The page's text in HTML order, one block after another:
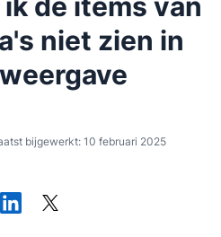
niet zien in
bijgewerkt: 10 februari 2025